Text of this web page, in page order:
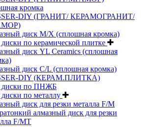
кромка
DIY (ГРАНИТ/ КЕРАМОГРАНИТ/
диск M/X (сплошная кромка)
по керамической плитке
диск YL Ceramics (сплошная
диск C/L (сплошная кромка)
DIY (КЕРАМ.ПЛИТКА)
диски по ПНЖБ
по металлу
диск для резки металла F/M
алмазный диск для резки
F/MT